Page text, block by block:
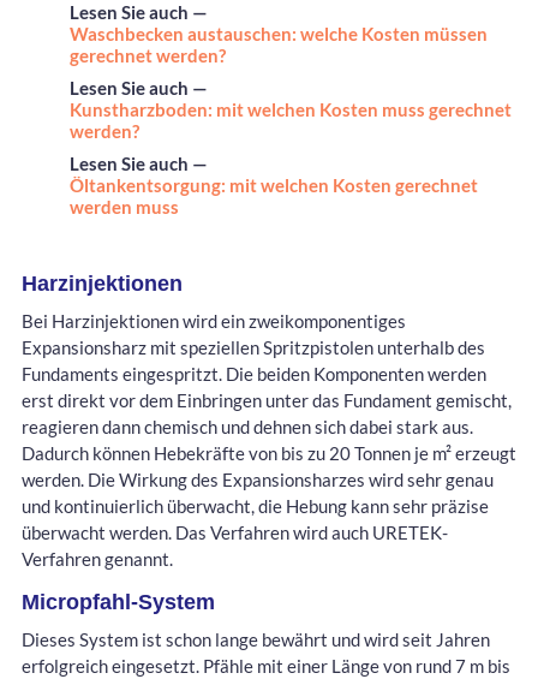
Lesen Sie auch —
Waschbecken austauschen: welche Kosten müssen
gerechnet werden?
Lesen Sie auch —
Kunstharzboden: mit welchen Kosten muss gerechnet
werden?
Lesen Sie auch —
Öltankentsorgung: mit welchen Kosten gerechnet
werden muss
Harzinjektionen
Bei Harzinjektionen wird ein zweikomponentiges
Expansionsharz mit speziellen Spritzpistolen unterhalb des
Fundaments eingespritzt. Die beiden Komponenten werden
erst direkt vor dem Einbringen unter das Fundament gemischt,
reagieren dann chemisch und dehnen sich dabei stark aus.
Dadurch können Hebekräfte von bis zu 20 Tonnen je m² erzeugt
werden. Die Wirkung des Expansionsharzes wird sehr genau
und kontinuierlich überwacht, die Hebung kann sehr präzise
überwacht werden. Das Verfahren wird auch URETEK-
Verfahren genannt.
Micropfahl-System
Dieses System ist schon lange bewährt und wird seit Jahren
erfolgreich eingesetzt. Pfähle mit einer Länge von rund 7 m bis